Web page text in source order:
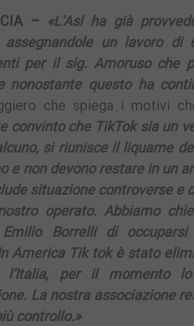
– «L’Asl ha già
assegnandole un lavoro
per il sig. Amoruso che
nonostante questo ha
che spiega i motivi
convinto che TikTok sia un
si riunisce il liquame
e non devono restare in un
situazione controverse
operato.Abbiamo
Emilio Borrelli di
America Tik tok è stato
l’Italia, per il momento
La nostra associazione
controllo.»